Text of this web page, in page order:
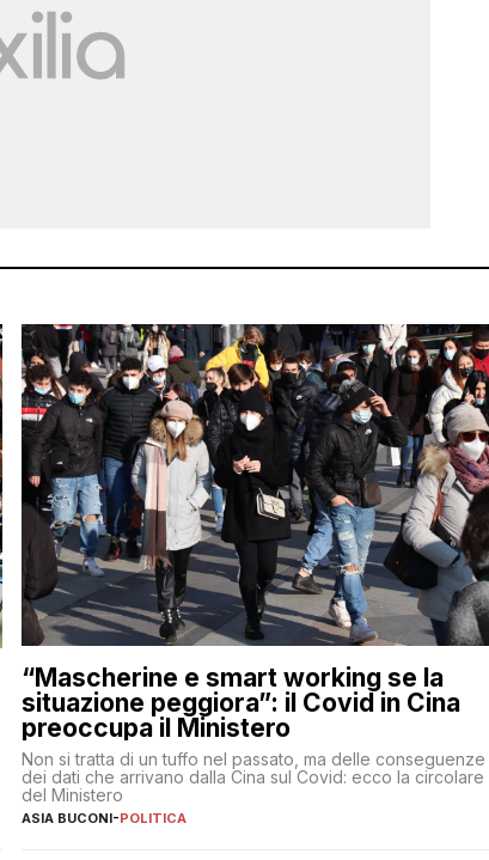
“Mascherine e smart working se la
situazione peggiora”: il Covid in Cina
preoccupa il Ministero
Non si tratta di un tuffo nel passato, ma delle conseguenze
dei dati che arrivano dalla Cina sul Covid: ecco la circolare
del Ministero
ASIA BUCONI-POLITICA